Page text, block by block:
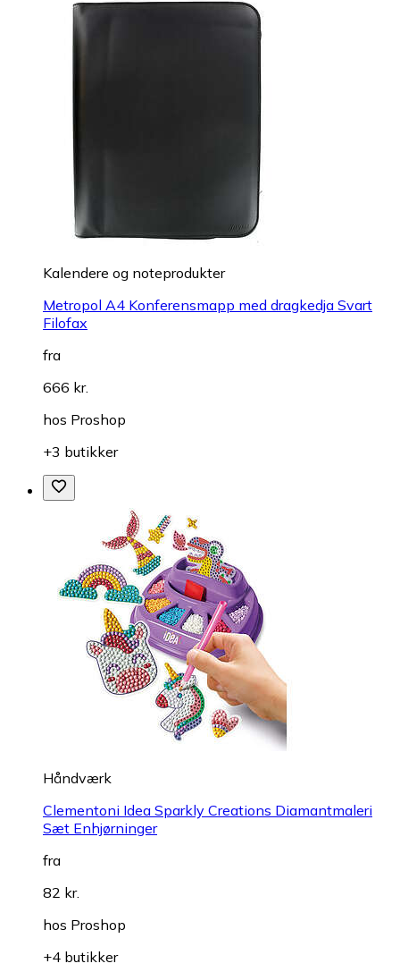
Kalendere og noteprodukter
Metropol A4 Konferensmapp med dragkedja Svart
Filofax
fra
666 kr.
hos Proshop
+3 butikker
Håndværk
Clementoni Idea Sparkly Creations Diamantmaleri
Sæt Enhjørninger
fra
82 kr.
hos Proshop
+4 butikker